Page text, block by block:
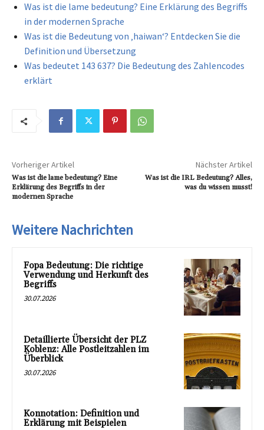
Was ist die lame bedeutung? Eine Erklärung des Begriffs
in der modernen Sprache
Was ist die Bedeutung von ‚haiwan‘? Entdecken Sie die
Definition und Übersetzung
Was bedeutet 143 637? Die Bedeutung des Zahlencodes
erklärt
Vorheriger Artikel
Was ist die lame bedeutung? Eine
Erklärung des Begriffs in der
modernen Sprache
Nächster Artikel
Was ist die IRL Bedeutung? Alles,
was du wissen musst!
Weitere Nachrichten
Fopa Bedeutung: Die richtige
Verwendung und Herkunft des
Begriffs
30.07.2026
Detaillierte Übersicht der PLZ
Koblenz: Alle Postleitzahlen im
Überblick
30.07.2026
Konnotation: Definition und
Erklärung mit Beispielen